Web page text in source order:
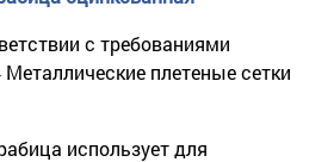
с требованиями
плетеные сетки
использует для